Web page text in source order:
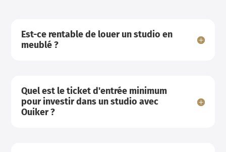
Est-ce rentable de louer un studio en
meublé ?
Quel est le ticket d'entrée minimum
pour investir dans un studio avec
Ouiker ?